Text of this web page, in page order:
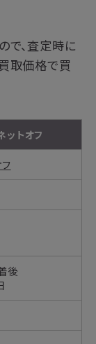
で、査定時に
取価格で買
ットオフ
後